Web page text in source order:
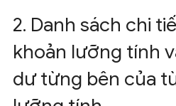
2. Danh sách chi
khoản lưỡng tính
dư từng bên của